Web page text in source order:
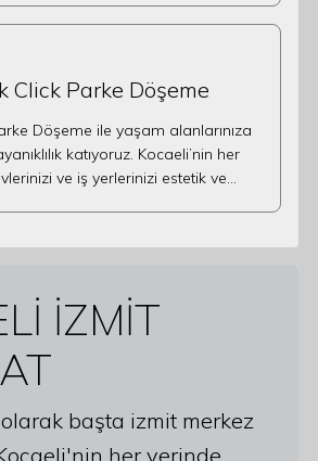
Click Parke Döşeme
Döşeme ile yaşam alanlarınıza
katıyoruz. Kocaeli’nin her
ve iş yerlerinizi estetik ve…
İZMİT
başta izmit merkez
her yerinde